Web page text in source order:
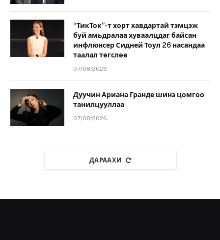
“ТикТок”-т хорт хавдартай тэмцэж
буй амьдралаа хуваалцдаг байсан
инфлюнсер Сидней Тоул 26 насандаа
таалал төгслөө
07/08/2026
Дуучин Ариана Гранде шинэ цомгоо
танилцууллаа
07/08/2026
ДАРААХИ